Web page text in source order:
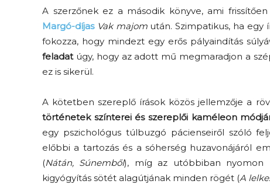
A szerzőnek ez a második könyve, ami
Margó-díjas Vak majomután. Szimpatikus, ha egy
fokozza, hogy mindezt egy erős pályaindítás
feladatúgy, hogy az adott mű megmaradjon a
ez is sikerül.
A kötetben szereplő írások közös jellemzője a
történetek színterei és szereplői kaméleon
egy pszichológus túlbuzgó pácienseiről szóló
előbbi a tartozás és a sóherség huzavonájáról
(Nátán, Súnemből), míg az utóbbiban nyomon
kigyógyítás sötét alagútjának minden rögét (A